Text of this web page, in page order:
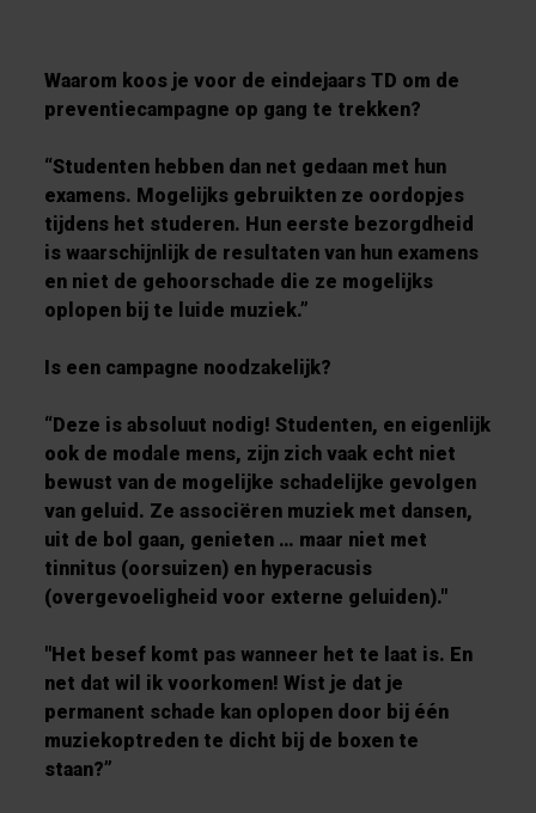
Waarom koos je voor de eindejaars TD om de
preventiecampagne op gang te trekken?
“Studenten hebben dan net gedaan met hun
examens. Mogelijks gebruikten ze oordopjes
tijdens het studeren. Hun eerste bezorgdheid
is waarschijnlijk de resultaten van hun examens
en niet de gehoorschade die ze mogelijks
oplopen bij te luide muziek.”
Is een campagne noodzakelijk?
“Deze is absoluut nodig! Studenten, en eigenlijk
ook de modale mens, zijn zich vaak echt niet
bewust van de mogelijke schadelijke gevolgen
van geluid. Ze associëren muziek met dansen,
uit de bol gaan, genieten … maar niet met
tinnitus (oorsuizen) en hyperacusis
(overgevoeligheid voor externe geluiden)."
"Het besef komt pas wanneer het te laat is. En
net dat wil ik voorkomen! Wist je dat je
permanent schade kan oplopen door bij één
muziekoptreden te dicht bij de boxen te
staan?”